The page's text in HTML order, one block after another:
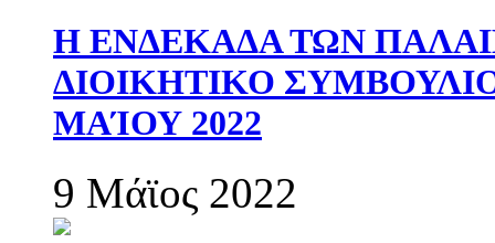
Η ΕΝΔΕΚΑΔΑ ΤΩΝ
ΔΙΟΙΚΗΤΙΚΟ
ΜΑΊΟΥ 2022
9 Μάϊος 2022